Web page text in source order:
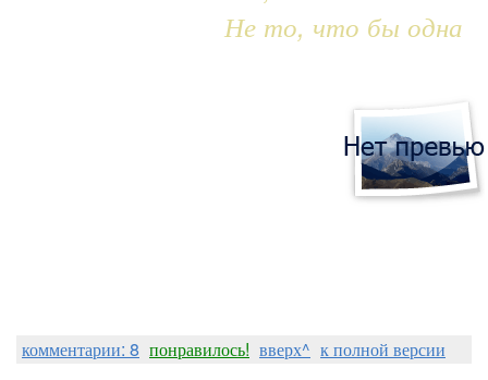
Не то, что бы одна
комментарии: 8 понравилось! вверх^ к полной версии